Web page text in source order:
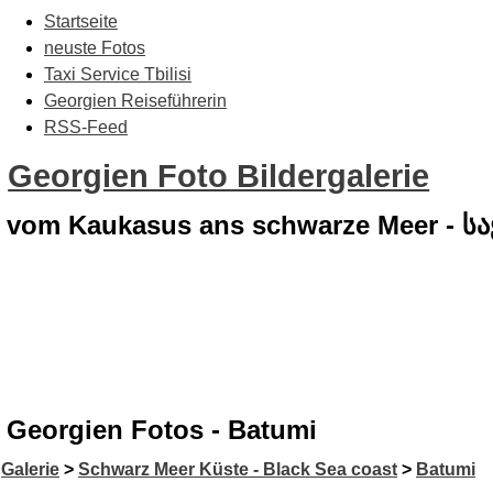
Startseite
neuste Fotos
Taxi Service Tbilisi
Georgien Reiseführerin
RSS-Feed
Georgien Foto Bildergalerie
vom Kaukasus ans schwarze Meer -
Georgien Fotos - Batumi
Galerie > Schwarz Meer Küste - Black Sea coast > Batumi